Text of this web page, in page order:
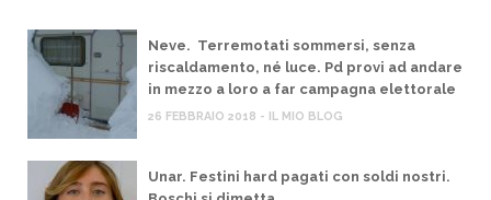
Neve. Terremotati sommersi, senza
riscaldamento, né luce. Pd provi ad andare
in mezzo a loro a far campagna elettorale
26 FEBBRAIO 2018 - IL MIO BLOG
Unar. Festini hard pagati con soldi nostri.